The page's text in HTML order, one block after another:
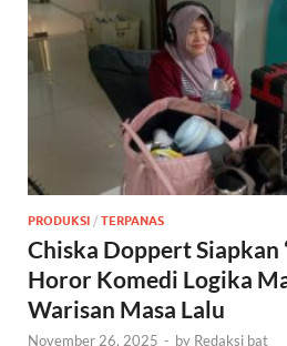
PRODUKSI / TERPANAS
Chiska Doppert Siapkan
Horor Komedi Logika
Warisan Masa Lalu
November 26, 2025 - by Redaksi bat